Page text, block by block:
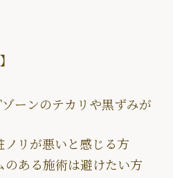
ーンのテカリや黒ずみが
リが悪いと感じる方
ある施術は避けたい方